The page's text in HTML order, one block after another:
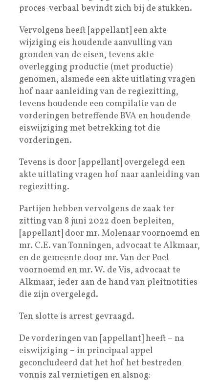
proces-verbaal bevindt zich bij de stukken.
Vervolgens heeft [appellant] een akte
wijziging eis houdende aanvulling van
gronden van de eisen, tevens akte
overlegging productie (met productie)
genomen, alsmede een akte uitlating vragen
hof naar aanleiding van de regiezitting,
tevens houdende een compilatie van de
vorderingen betreffende BVA en houdende
eiswijziging met betrekking tot die
vorderingen.
Tevens is door [appellant] overgelegd een
akte uitlating vragen hof naar aanleiding van
regiezitting.
Partijen hebben vervolgens de zaak ter
zitting van 8 juni 2022 doen bepleiten,
[appellant] door mr. Molenaar voornoemd en
mr. C.E. van Tonningen, advocaat te Alkmaar,
en de gemeente door mr. Van der Poel
voornoemd en mr. W. de Vis, advocaat te
Alkmaar, ieder aan de hand van pleitnotities
die zijn overgelegd.
Ten slotte is arrest gevraagd.
De vorderingen van [appellant] heeft – na
eiswijziging – in principaal appel
geconcludeerd dat het hof het bestreden
vonnis zal vernietigen en alsnog: